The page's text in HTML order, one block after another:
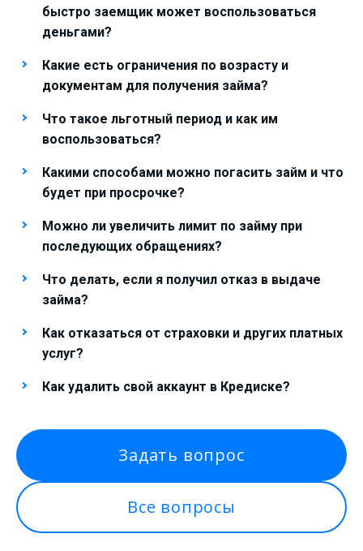
быстро заемщик может воспользоваться
деньгами?
Какие есть ограничения по возрасту и
документам для получения займа?
Что такое льготный период и как им
воспользоваться?
Какими способами можно погасить займ и что
будет при просрочке?
Можно ли увеличить лимит по займу при
последующих обращениях?
Что делать, если я получил отказ в выдаче
займа?
Как отказаться от страховки и других платных
услуг?
Как удалить свой аккаунт в Кредиске?
Задать вопрос
Все вопросы